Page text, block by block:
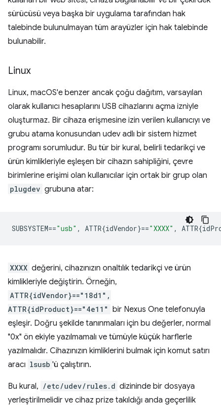
sürücüsü veya başka bir uygulama tarafından hak
talebinde bulunulmayan tüm arayüzler için hak talebinde
bulunabilir.
Linux
Linux, macOS'e benzer ancak çoğu dağıtım, varsayılan
olarak kullanıcı hesaplarını USB cihazlarını açma izniyle
oluşturmaz. Bir cihaza erişmesine izin verilen kullanıcıyı ve
grubu atama konusundan udev adlı bir sistem hizmet
programı sorumludur. Bu tür bir kural, belirli tedarikçi ve
ürün kimlikleriyle eşleşen bir cihazın sahipliğini, çevre
birimlerine erişimi olan kullanıcılar için ortak bir grup olan
plugdev grubuna atar:
SUBSYSTEM=="usb" , ATTR{idVendor}=="XXXX" ,
XXXX değerini, cihazınızın onaltılık tedarikçi ve ürün
kimlikleriyle değiştirin. Örneğin,
ATTR{idVendor}=="18d1",
ATTR{idProduct}=="4e11" bir Nexus One telefonuyla
eşleşir. Doğru şekilde tanınmaları için bu değerler, normal
"0x" ön ekiyle yazılmamalı ve tümüyle küçük harflerle
yazılmalıdır. Cihazınızın kimliklerini bulmak için komut satırı
aracı lsusb 'ü çalıştırın.
Bu kural, /etc/udev/rules.d dizininde bir dosyaya
yerleştirilmelidir ve cihaz prize takıldığı anda geçerlilik